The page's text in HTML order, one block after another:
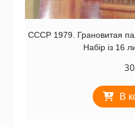
СССР 1979. Грановитая
Набір із 16
30
В